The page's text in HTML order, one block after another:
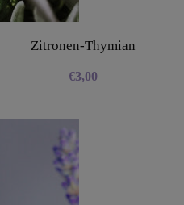
Zitronen-Thymian
€3,00